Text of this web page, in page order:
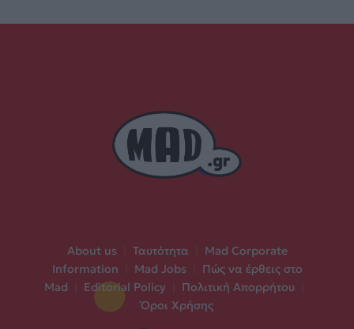
About us Ταυτότητα
Mad Corporate
Information
Mad Jobs
Πώς να έρθεις στο
Mad
Editorial Policy Πολιτική Απορρήτου
Όροι Χρήσης